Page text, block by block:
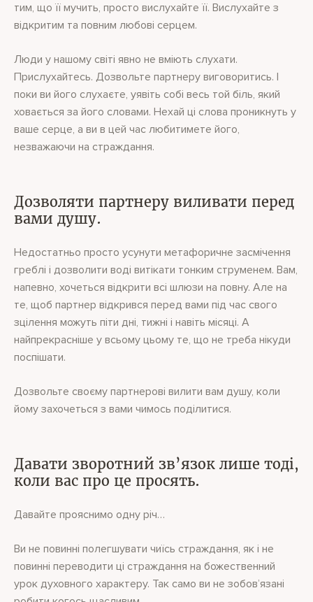
тим, що її мучить, просто вислухайте її. Вислухайте з
відкритим та повним любові серцем.
Люди у нашому світі явно не вміють слухати.
Прислухайтесь. Дозвольте партнеру виговоритись. І
поки ви його слухаєте, уявіть собі весь той біль, який
ховається за його словами. Нехай ці слова проникнуть у
ваше серце, а ви в цей час любитимете його,
незважаючи на страждання.
Дозволяти партнеру виливати перед
вами душу.
Недостатньо просто усунути метафоричне засмічення
греблі і дозволити воді витікати тонким струменем. Вам,
напевно, хочеться відкрити всі шлюзи на повну. Але на
те, щоб партнер відкрився перед вами під час свого
зцілення можуть піти дні, тижні і навіть місяці. А
найпрекрасніше у всьому цьому те, що не треба нікуди
поспішати.
Дозвольте своєму партнерові вилити вам душу, коли
йому захочеться з вами чимось поділитися.
Давати зворотний зв’язок лише тоді,
коли вас про це просять.
Давайте прояснимо одну річ…
Ви не повинні полегшувати чиїсь страждання, як і не
повинні переводити ці страждання на божественний
урок духовного характеру. Так само ви не зобов’язані